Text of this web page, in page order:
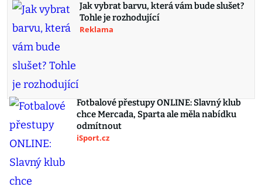
Jak vybrat barvu, která vám bude slušet?
Tohle je rozhodující
Reklama
Fotbalové přestupy ONLINE: Slavný klub
chce Mercada, Sparta ale měla nabídku
odmítnout
iSport.cz